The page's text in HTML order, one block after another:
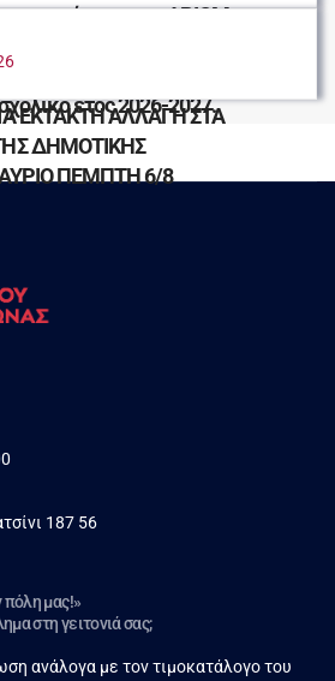
ανακοίνωσης με ΑΡΙΘΜ.
τριων σχολικών
έτος 2026-2027.
ΕΚΤΑΚΤΗ ΑΛΛΑΓΗ ΣΤΑ
ΔΗΜΟΤΙΚΗΣ
ΠΕΜΠΤΗ 6/8
187 56
πόλη μας!»
στη γειτονιά σας;
ανάλογα με τον τιμοκατάλογο του